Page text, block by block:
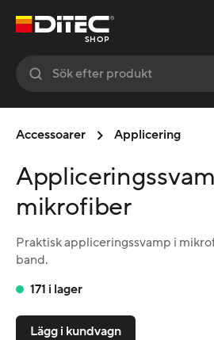
SHOP
Accessoarer Applicering
mikrofiber
Praktisk appliceringssvamp i
band.
171 i lager
Lägg i kundvagn